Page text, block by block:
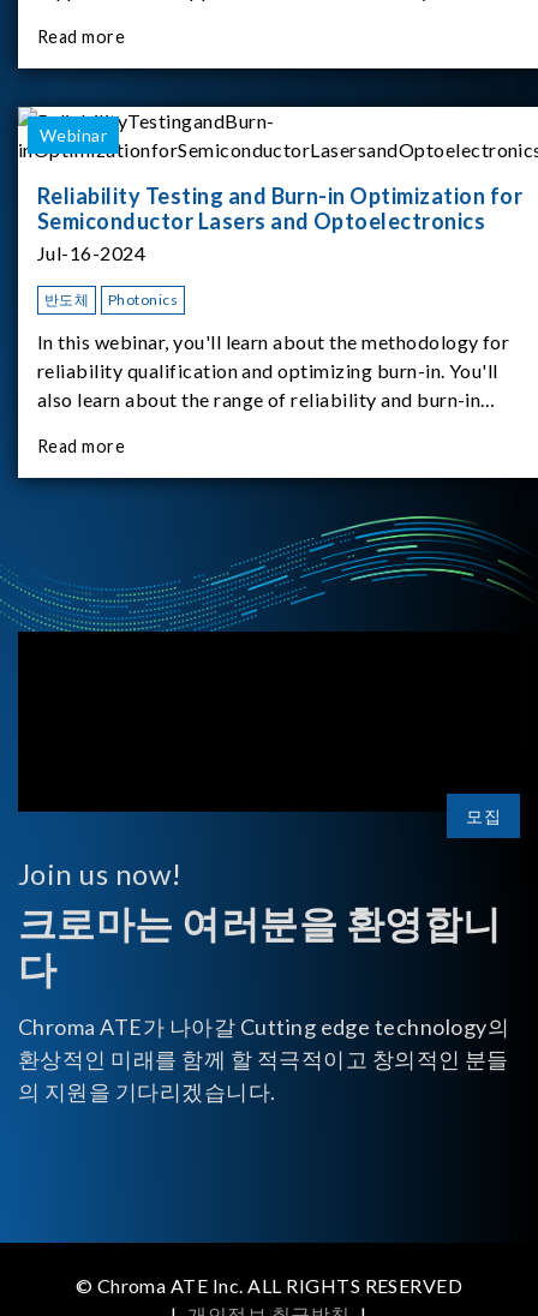
experimental equipment for this study.provides an
applicati
Read more
Webinar
Reliability Testing and Burn-in Optimization for
Semiconductor Lasers and Optoelectronics
Jul-16-2024
반도체 Photonics
In this webinar, you'll learn about the methodology for
reliability qualification and optimizing burn-in. You'll
also learn about the range of reliability and burn-in
test-as-a-service options.
Read more
모집
Join us now!
크로마는 여러분을 환영합니
다
Chroma ATE가 나아갈 Cutting edge technology의
환상적인 미래를 함께 할 적극적이고 창의적인 분들
의 지원을 기다리겠습니다.
© Chroma ATE Inc. ALL RIGHTS RESERVED